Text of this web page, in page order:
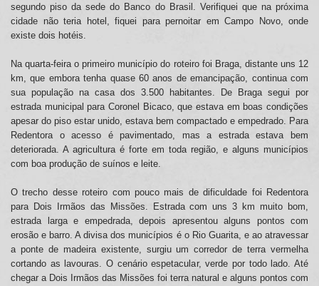
segundo piso da sede do Banco do Brasil. Verifiquei que na próxima
cidade não teria hotel, fiquei para pernoitar em Campo Novo, onde
existe dois hotéis.
Na quarta-feira o primeiro município do roteiro foi Braga, distante uns 12
km, que embora tenha quase 60 anos de emancipação, continua com
sua população na casa dos 3.500 habitantes. De Braga segui por
estrada municipal para Coronel Bicaco, que estava em boas condições
apesar do piso estar unido, estava bem compactado e empedrado. Para
Redentora o acesso é pavimentado, mas a estrada estava bem
deteriorada. A agricultura é forte em toda região, e alguns municípios
com boa produção de suínos e leite.
O trecho desse roteiro com pouco mais de dificuldade foi Redentora
para Dois Irmãos das Missões. Estrada com uns 3 km muito bom,
estrada larga e empedrada, depois apresentou alguns pontos com
erosão e barro. A divisa dos municípios é o Rio Guarita, e ao atravessar
a ponte de madeira existente, surgiu um corredor de terra vermelha
cortando as lavouras. O cenário espetacular, verde por todo lado. Até
chegar a Dois Irmãos das Missões foi terra natural e alguns pontos com